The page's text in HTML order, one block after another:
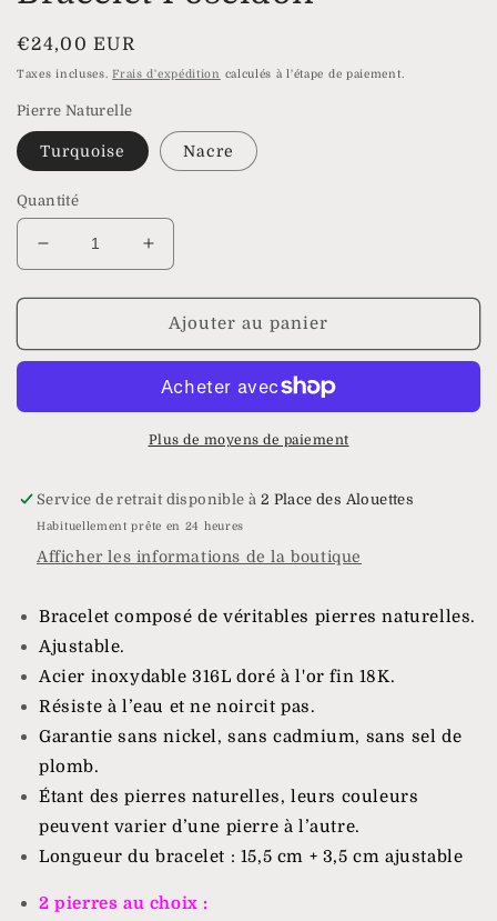
Prix
habituel
€24,00 EUR
Taxes incluses. Frais d'expédition calculés à l'étape de paiement.
Pierre Naturelle
Turquoise Nacre
Quantité
Réduire
la
quantité
Bracelet
Augmenter
la
quantité
Bracelet
Ajouter au panier
Plus de moyens de paiement
Service de retrait disponible à 2 Place des Alouettes
Habituellement prête en 24 heures
Afficher les informations de la boutique
Bracelet composé de véritables pierres naturelles.
Ajustable.
Acier inoxydable 316L doré à l'or fin 18K.
Résiste à l’eau et ne noircit pas.
Garantie sans nickel, sans cadmium, sans sel de
plomb.
Étant des pierres naturelles, leurs couleurs
peuvent varier d’une pierre à l’autre.
Longueur du bracelet : 15,5 cm + 3,5 cm ajustable
2 pierres au choix :